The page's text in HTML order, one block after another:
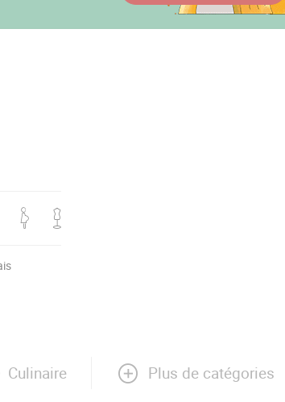
Culinaire Plus de catégories